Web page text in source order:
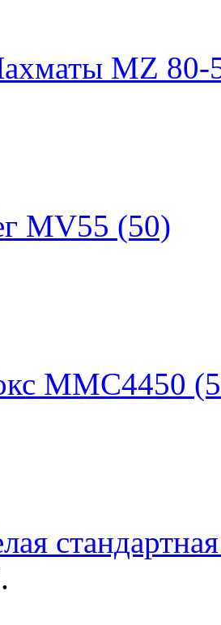
MZ 80-
MV55 (50)
MMC4450